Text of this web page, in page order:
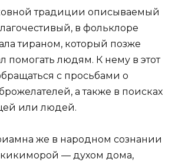
традиции описываемый
в фольклоре
тираном, который позже
помогать людям. К нему в этот
с просьбами о
а также в поисках
или людей.
же в народном сознании
кикиморой — духом дома,